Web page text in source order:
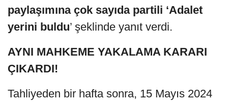
paylaşımına çok sayıda partili ‘Adalet
yerini buldu’ şeklinde yanıt verdi.
AYNI MAHKEME YAKALAMA KARARI
ÇIKARDI!
Tahliyeden bir hafta sonra, 15 Mayıs 2024